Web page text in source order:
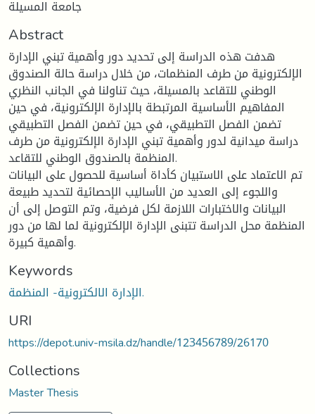
جامعة المسيلة
Abstract
هدفت هذه الدراسة إلى تحديد دور وأهمية تبني الإدارة
الإلكترونية من طرف المنظمات، من خلال دراسة حالة الصندوق
الوطني للتقاعد بالمسيلة، حيث تناولنا في الجانب النظري
المفاهيم الأساسية المرتبطة بالإدارة الإلكترونية، في حين
تضمن الفصل التطبيقي، في حين تضمن الفصل التطبيقي
دراسة ميدانية لدور وأهمية تبني الإدارة الإلكترونية من طرف
المنظمة بالصندوق الوطني للتقاعد.
تم الاعتماد على الاستبيان كأداة أساسية للحصول على البيانات
واللجوء إلى العديد من الأساليب الإحصائية لتحديد طبيعة
البيانات والاختبارات اللازمة لكل فرضية، وتم التوصل إلى أن
المنظمة محل الدراسة تتبنى الإدارة الإلكترونية لما لها من دور
وأهمية كبيرة.
Keywords
الإدارة الالكترونية- المنظمة.
URI
https://depot.univ-msila.dz/handle/123456789/26170
Collections
Master Thesis